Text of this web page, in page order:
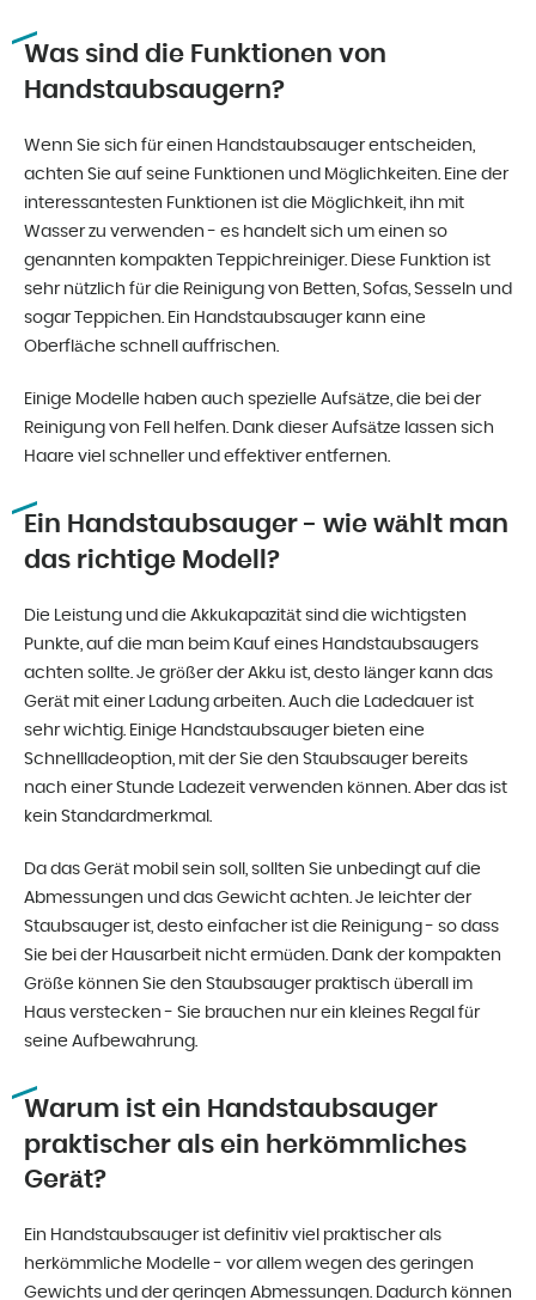
Was sind die Funktionen von
Handstaubsaugern?
Wenn Sie sich für einen Handstaubsauger entscheiden,
achten Sie auf seine Funktionen und Möglichkeiten. Eine der
interessantesten Funktionen ist die Möglichkeit, ihn mit
Wasser zu verwenden - es handelt sich um einen so
genannten kompakten Teppichreiniger. Diese Funktion ist
sehr nützlich für die Reinigung von Betten, Sofas, Sesseln und
sogar Teppichen. Ein Handstaubsauger kann eine
Oberfläche schnell auffrischen.
Einige Modelle haben auch spezielle Aufsätze, die bei der
Reinigung von Fell helfen. Dank dieser Aufsätze lassen sich
Haare viel schneller und effektiver entfernen.
Ein Handstaubsauger - wie wählt man
das richtige Modell?
Die Leistung und die Akkukapazität sind die wichtigsten
Punkte, auf die man beim Kauf eines Handstaubsaugers
achten sollte. Je größer der Akku ist, desto länger kann das
Gerät mit einer Ladung arbeiten. Auch die Ladedauer ist
sehr wichtig. Einige Handstaubsauger bieten eine
Schnellladeoption, mit der Sie den Staubsauger bereits
nach einer Stunde Ladezeit verwenden können. Aber das ist
kein Standardmerkmal.
Da das Gerät mobil sein soll, sollten Sie unbedingt auf die
Abmessungen und das Gewicht achten. Je leichter der
Staubsauger ist, desto einfacher ist die Reinigung - so dass
Sie bei der Hausarbeit nicht ermüden. Dank der kompakten
Größe können Sie den Staubsauger praktisch überall im
Haus verstecken - Sie brauchen nur ein kleines Regal für
seine Aufbewahrung.
Warum ist ein Handstaubsauger
praktischer als ein herkömmliches
Gerät?
Ein Handstaubsauger ist definitiv viel praktischer als
herkömmliche Modelle - vor allem wegen des geringen
Gewichts und der geringen Abmessungen. Dadurch können